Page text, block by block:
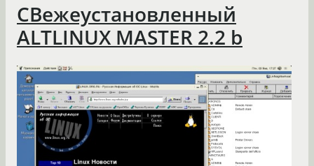
СВежеустановленный
ALTLINUX MASTER 2.2 b